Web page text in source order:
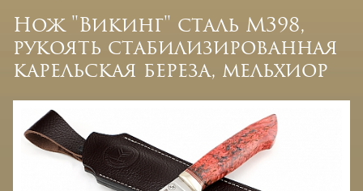
Нож "Викинг" сталь М398,
рукоять стабилизированная
карельская береза, мельхиор